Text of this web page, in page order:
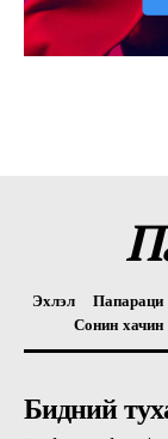
Эхлэл Папараци
Сонин хачин
Бидний